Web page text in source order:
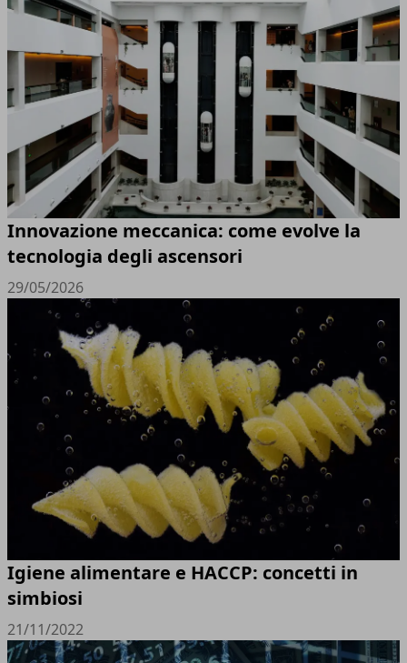
Innovazione meccanica: come evolve la
tecnologia degli ascensori
29/05/2026
Igiene alimentare e HACCP: concetti in
simbiosi
21/11/2022